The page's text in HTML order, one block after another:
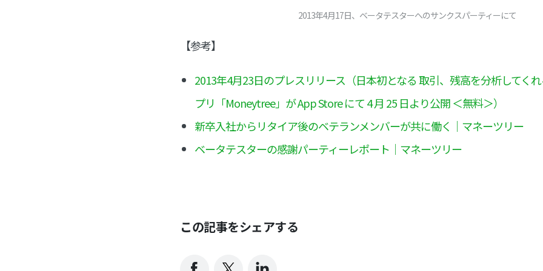
2013年4月17日、ベータテスターへのサンクスパーティーにて
【参考】
2013年4月23日のプレスリリース（日本初となる 取引、残高を分析してく
プリ「Moneytree」が App Store にて 4 月 25 日より公開 ＜無料＞）
新卒入社からリタイア後のベテランメンバーが共に働く｜マネーツリー
ベータテスターの感謝パーティーレポート｜マネーツリー
この記事をシェアする